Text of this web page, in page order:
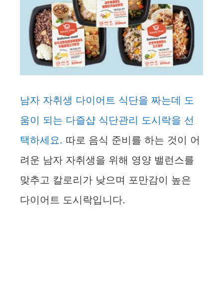
남자 자취생 다이어트 식단을 짜는데 도
움이 되는 다즐샵 식단관리 도시락을 선
택하세요. 따로 음식 준비를 하는 것이 어
려운 남자 자취생을 위해 영양 밸런스를
맞추고 칼로리가 낮으며 포만감이 높은
다이어트 도시락입니다.